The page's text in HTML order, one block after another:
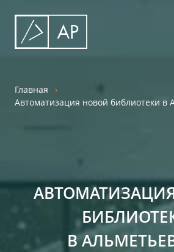
Главная
Автоматизация новой библиотеки в
В